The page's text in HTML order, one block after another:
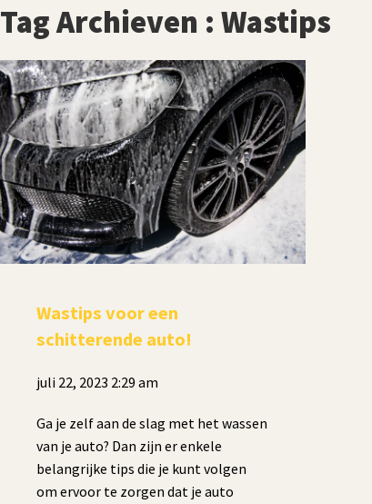
Tag Archieven : Wastips
Wastips voor een
schitterende auto!
juli 22, 2023 2:29 am
Ga je zelf aan de slag met het wassen
van je auto? Dan zijn er enkele
belangrijke tips die je kunt volgen
om ervoor te zorgen dat je auto